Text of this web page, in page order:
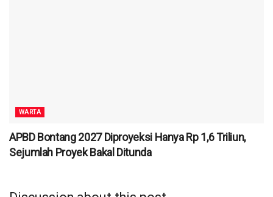
WARTA
APBD Bontang 2027 Diproyeksi Hanya Rp 1,6 Triliun,
Sejumlah Proyek Bakal Ditunda